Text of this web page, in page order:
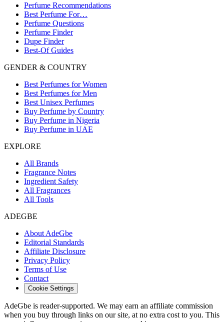
Perfume Recommendations
Best Perfume For…
Perfume Questions
Perfume Finder
Dupe Finder
Best-Of Guides
GENDER & COUNTRY
Best Perfumes for Women
Best Perfumes for Men
Best Unisex Perfumes
Buy Perfume by Country
Buy Perfume in Nigeria
Buy Perfume in UAE
EXPLORE
All Brands
Fragrance Notes
Ingredient Safety
All Fragrances
All Tools
ADEGBE
About AdeGbe
Editorial Standards
Affiliate Disclosure
Privacy Policy
Terms of Use
Contact
Cookie Settings
AdeGbe is reader-supported. We may earn an affiliate commission
when you buy through links on our site, at no extra cost to you. This